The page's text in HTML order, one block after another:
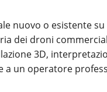
nuovo o esistente su
dei droni
3D,
a un operatore